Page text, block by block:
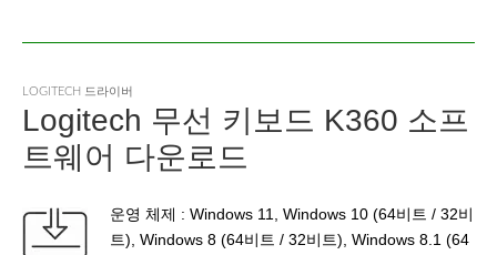
LOGITECH 드라이버
Logitech 무선 키보드 K360 소프
트웨어 다운로드
운영 체제 : Windows 11, Windows 10 (64비트 / 32비
트), Windows 8 (64비트 / 32비트), Windows 8.1 (64